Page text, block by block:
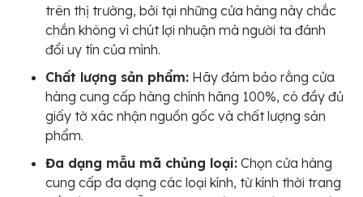
trên thị trường, bởi tại những cửa hàng này chắc
chắn không vì chút lợi nhuận mà người ta đánh
đổi uy tín của mình.
Chất lượng sản phẩm: Hãy đảm bảo rằng cửa
hàng cung cấp hàng chính hãng 100%, có đầy đủ
giấy tờ xác nhận nguồn gốc và chất lượng sản
phẩm.
Đa dạng mẫu mã chủng loại: Chọn cửa hàng
cung cấp đa dạng các loại kính, từ kính thời trang